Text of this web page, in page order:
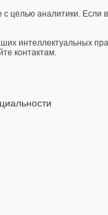
с целью аналитики. Если
интеллектуальных
контактам.